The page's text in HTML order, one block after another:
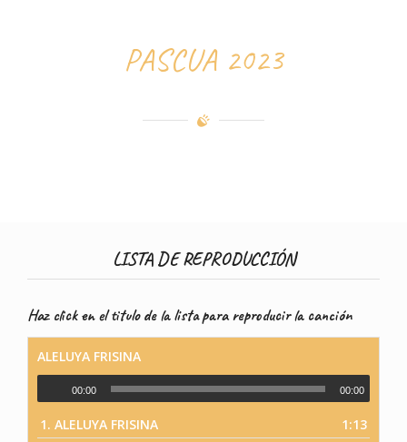
PASCUA 2023
LISTA DE REPRODUCCIÓN
Haz click en el titulo de la lista para reproducir la canción
ALELUYA FRISINA
00:00 00:00
1. ALELUYA FRISINA
1:13